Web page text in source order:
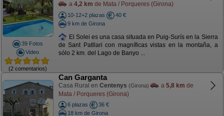
39 Fotos
Video
(2 comentarios)
a 4,2 km de Mata / Porqueres (Girona)
10-12+2 plazas
40 €
9 km de Girona
El Solei es una casa situada en Puig-Surís en la Sierra
de Sant Patllari con magníficas vistas en la montaña, a
sólo 2 km. del Lago de Banyo ...
Can Garganta
Casa Rural en Centenys (Girona) a 5,8 km de
Mata / Porqueres (Girona)
6 plazas
36 €
18 km de Girona